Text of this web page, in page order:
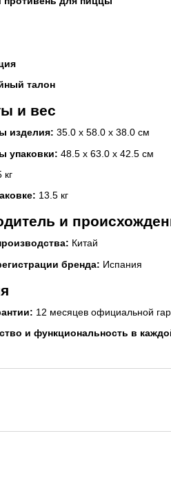
талон
и вес
изделия: 35.0 х 58.0 х 38.0 см
упаковки: 48.5 х 63.0 х 42.5 см
кг
13.5 кг
и
Китай
бренда: Испания
12 месяцев официальной
и функциональность в